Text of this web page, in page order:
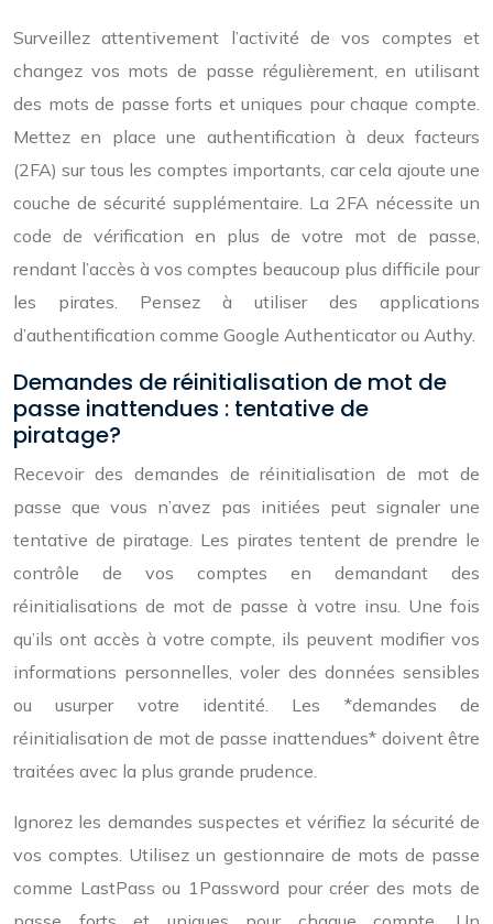
Surveillez attentivement l’activité de vos comptes et
changez vos mots de passe régulièrement, en utilisant
des mots de passe forts et uniques pour chaque compte.
Mettez en place une authentification à deux facteurs
(2FA) sur tous les comptes importants, car cela ajoute une
couche de sécurité supplémentaire. La 2FA nécessite un
code de vérification en plus de votre mot de passe,
rendant l’accès à vos comptes beaucoup plus difficile pour
les pirates. Pensez à utiliser des applications
d’authentification comme Google Authenticator ou Authy.
Demandes de réinitialisation de mot de
passe inattendues : tentative de
piratage?
Recevoir des demandes de réinitialisation de mot de
passe que vous n’avez pas initiées peut signaler une
tentative de piratage. Les pirates tentent de prendre le
contrôle de vos comptes en demandant des
réinitialisations de mot de passe à votre insu. Une fois
qu’ils ont accès à votre compte, ils peuvent modifier vos
informations personnelles, voler des données sensibles
ou usurper votre identité. Les *demandes de
réinitialisation de mot de passe inattendues* doivent être
traitées avec la plus grande prudence.
Ignorez les demandes suspectes et vérifiez la sécurité de
vos comptes. Utilisez un gestionnaire de mots de passe
comme LastPass ou 1Password pour créer des mots de